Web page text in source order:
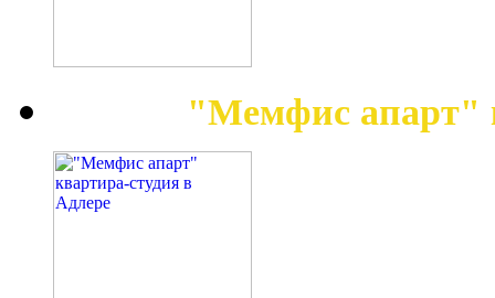
"Мемфис апарт"